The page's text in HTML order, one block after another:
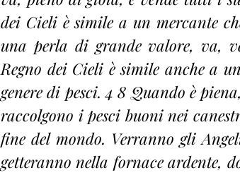
dei Cieli è simile a un mercante
una perla di grande valore, va,
Regno dei Cieli è simile anche a
genere di pesci. 4 8 Quando è
raccolgono i pesci buoni nei
fine del mondo. Verranno gli
getteranno nella fornace ardente,